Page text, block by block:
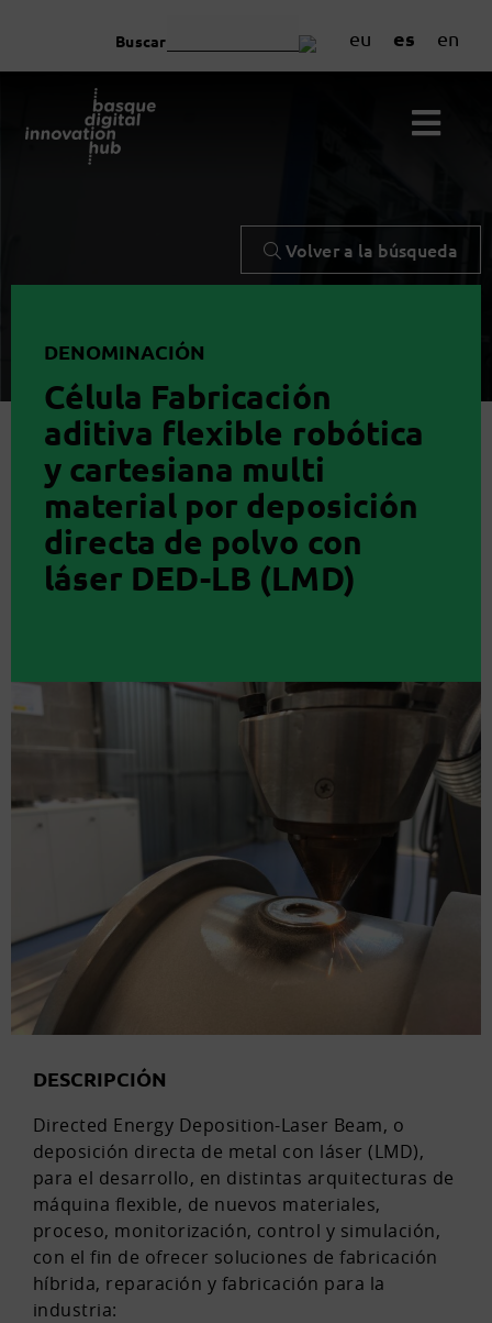
eu es en
Buscar
Volver a la búsqueda
DENOMINACIÓN
Célula Fabricación
aditiva flexible robótica
y cartesiana multi
material por deposición
directa de polvo con
láser DED-LB (LMD)
DESCRIPCIÓN
Directed Energy Deposition-Laser Beam, o
deposición directa de metal con láser (LMD),
para el desarrollo, en distintas arquitecturas de
máquina flexible, de nuevos materiales,
proceso, monitorización, control y simulación,
con el fin de ofrecer soluciones de fabricación
híbrida, reparación y fabricación para la
industria: